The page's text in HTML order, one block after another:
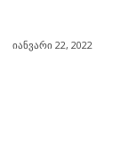
იანვარი 22, 2022